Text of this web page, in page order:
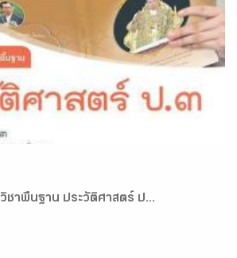
ชาพื้นฐาน ประวัติศาสตร์ ป...